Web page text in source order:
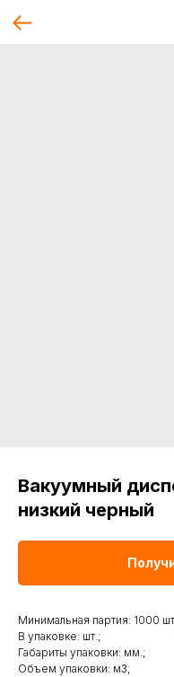
Вакуумный
низкий черный
Минимальная партия: 1000
В упаковке: шт.;
Габариты упаковки: мм.;
Объем упаковки: м3;